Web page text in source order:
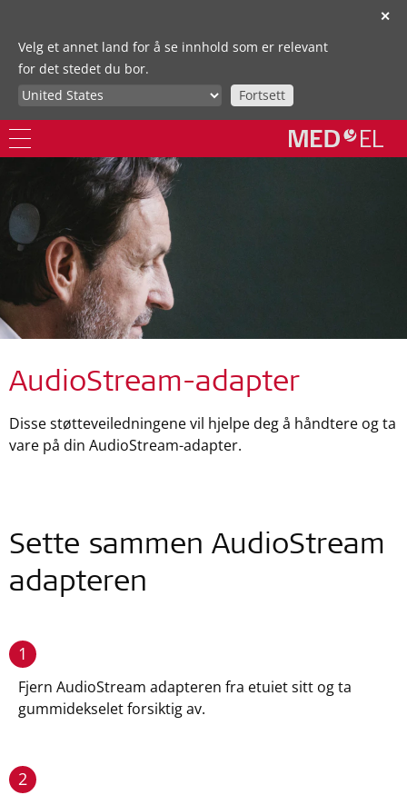
✕
Velg et annet land for å se innhold som er relevant
for det stedet du bor.
Fortsett
AudioStream-adapter
Disse støtteveiledningene vil hjelpe deg å håndtere og ta
vare på din AudioStream-adapter.
Sette sammen AudioStream
adapteren
1
Fjern AudioStream adapteren fra etuiet sitt og ta
gummidekselet forsiktig av.
2